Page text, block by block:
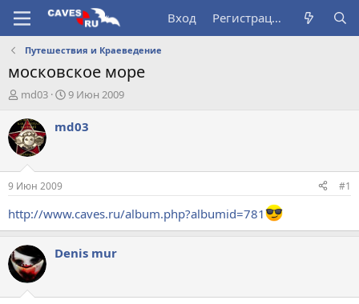
Вход Регистрация
Путешествия и Краеведение
московское море
А
т
о
р
т
е
м
ы
md03
Д
т
а
л
а
9 Июн 2009
md03
9 Июн 2009 #1
http://www.caves.ru/album.php?albumid=781
Denis mur